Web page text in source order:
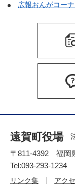
広報おんがコー
遠賀町役場
〒811-4392 福岡
Tel:093-293-1234
リンク集 アク